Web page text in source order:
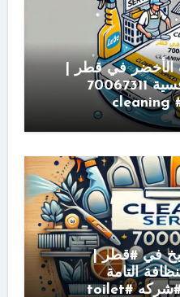
الأخضر في قطر |
خدمة مميزة بأسعار تنافسية 70067311
في #قطر |
التامة